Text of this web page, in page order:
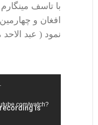
با تاسف
افغان و
نمود ( عبد
watch?